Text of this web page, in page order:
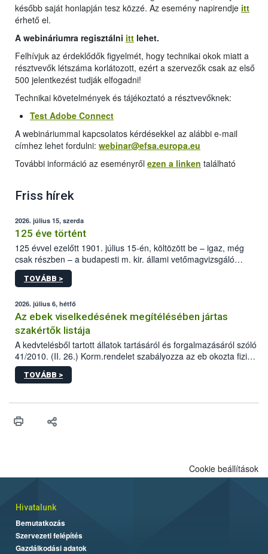
később saját honlapján tesz közzé. Az esemény napirendje itt
érhető el.
A webináriumra regisztálni itt lehet.
Felhívjuk az érdeklődők figyelmét, hogy technikai okok miatt a
résztvevők létszáma korlátozott, ezért a szervezők csak az első
500 jelentkezést tudják elfogadni!
Technikai követelmények és tájékoztató a résztvevőknek:
Test Adobe Connect
A webináriummal kapcsolatos kérdésekkel az alábbi e-mail
címhez lehet fordulni: webinar@efsa.europa.eu
További információ az eseményről ezen a linken található
Friss hírek
2026. július 15, szerda
125 éve történt
125 évvel ezelőtt 1901. július 15-én, költözött be – igaz, még
csak részben – a budapesti m. kir. állami vetőmagvizsgáló
állomás a Kis Rókus utca 15. szám alatti, Czigler Győző által
tervezett új épületébe.
TOVÁBB >
2026. július 6, hétfő
Az ebek viselkedésének megítélésében jártas
szakértők listája
A kedvtelésből tartott állatok tartásáról és forgalmazásáról szóló
41/2010. (II. 26.) Korm.rendelet szabályozza az eb okozta fizikai
sérülés, illetve ennek veszélye keletkezésekor felmerülő
hatósági feladatokat, valamint a veszélyes eb tartását és annak
vonni az ebek viselkedésének megítélésében jártas szakértőt.
TOVÁBB >
Cookie beállítások
Hivatalunk
Bemutatkozás
Szervezeti felépítés
Gazdálkodási adatok